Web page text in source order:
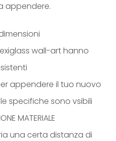
appendere.
wall-art hanno
appendere il tuo nuovo
specifiche sono vsibili
MATERIALE
una certa distanza di